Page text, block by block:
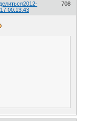
708
2012-
00:13:43